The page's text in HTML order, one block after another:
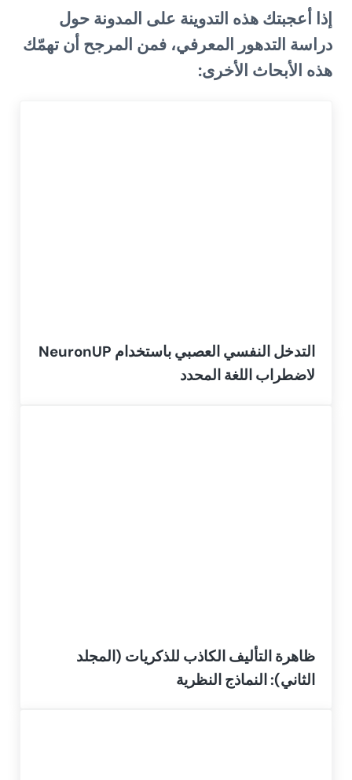
إذا أعجبتك هذه التدوينة على المدونة حول
دراسة التدهور المعرفي، فمن المرجح أن تهمّك
هذه الأبحاث الأخرى:
التدخل النفسي العصبي باستخدام NeuronUP
لاضطراب اللغة المحدد
ظاهرة التأليف الكاذب للذكريات (المجلد
الثاني): النماذج النظرية